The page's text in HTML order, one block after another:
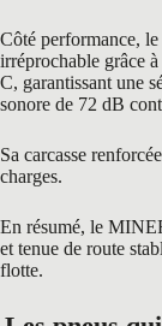
Côté performance,
irréprochable grâce
C, garantissant une
sonore de 72 dB
Sa carcasse
charges.
En résumé, le
et tenue de route
flotte.